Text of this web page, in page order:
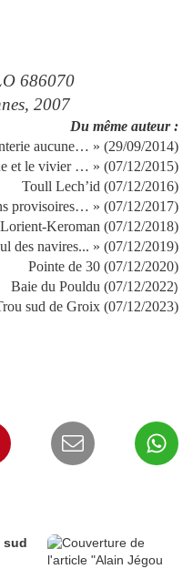
686070
2007
Du même auteur :
aucune… » (29/09/2014)
et le vivier … » (07/12/2015)
Toull Lech’id (07/12/2016)
provisoires… » (07/12/2017)
Lorient-Keroman (07/12/2018)
des navires... » (07/12/2019)
Pointe de 30 (07/12/2020)
Baie du Pouldu (07/12/2022)
sud de Groix (07/12/2023)
sud